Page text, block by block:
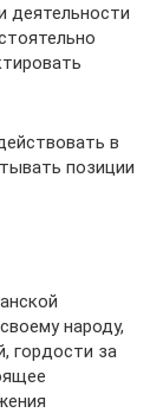
деятельности
в
позиции
народу,
гордости за